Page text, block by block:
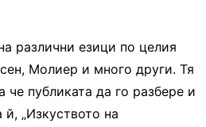
различни езици по целия
Молиер и много други. Тя
че публиката да го разбере и
„Изкуството на